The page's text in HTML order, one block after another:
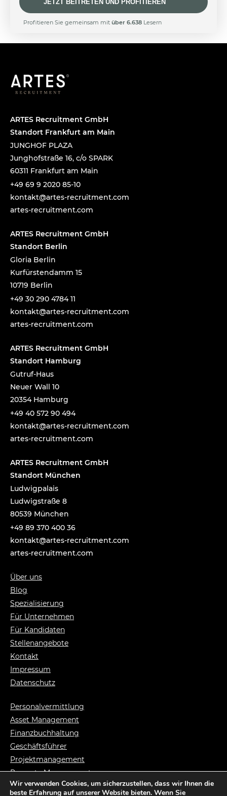
a
m
JETZT BEITRETEN UND PROFITIEREN
A
a
t
i
e
:
Profitieren Sie gemeinsam mit über 6.638 Lesern
ARTES Recruitment GmbH
Standort Frankfurt am Main
JUNGHOF PLAZA
Junghofstraße 16, c/o SPARK
60311 Frankfurt am Main
+49 69 9 2020 85-10
moc.t
nemti
urcer
-setr
a@tka
tnok
artes-recruitment.com
ARTES Recruitment GmbH
Standort Berlin
Gloria Berlin
Kurfürstendamm 15
10719 Berlin
+49 30 290 4784 11
moc.t
nemti
urcer
-setr
a@tka
tnok
artes-recruitment.com
ARTES Recruitment GmbH
Standort Hamburg
Gutruf-Haus
Neuer Wall 10
20354 Hamburg
+49 40 572 90 494
moc.t
nemti
urcer
-setr
a@tka
tnok
artes-recruitment.com
ARTES Recruitment GmbH
Standort München
Ludwigpalais
Ludwigstraße 8
80539 München
+49 89 370 400 36
moc.t
nemti
urcer
-setr
a@tka
tnok
artes-recruitment.com
Über uns
Blog
Spezialisierung
Für Unternehmen
Für Kandidaten
Stellenangebote
Kontakt
Impressum
Datenschutz
Personalvermittlung
Asset Management
Finanzbuchhaltung
Geschäftsführer
Projektmanagement
Property Management
Syndikusanwalt
Wir verwenden Cookies, um sicherzustellen, dass wir Ihnen die
beste Erfahrung auf unserer Website bieten. Wenn Sie